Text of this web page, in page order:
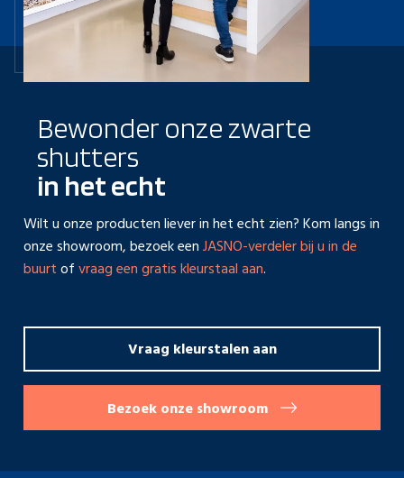
Bewonder onze zwarte
shutters
in het echt
Wilt u onze producten liever in het echt zien? Kom langs in
onze showroom, bezoek eenJASNO-verdeler bij u in de
buurtofvraag een gratis kleurstaal aan.
Vraag kleurstalen aan
Bezoek onze showroom